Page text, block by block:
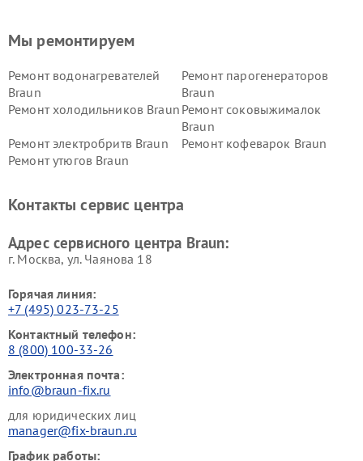
Мы ремонтируем
Ремонт водонагревателей
Braun
Ремонт парогенераторов
Braun
Ремонт холодильников Braun Ремонт соковыжималок
Braun
Ремонт электробритв Braun
Ремонт кофеварок Braun
Ремонт утюгов Braun
Контакты сервис центра
Адрес сервисного центра Braun:
г. Москва, ул. Чаянова 18
Горячая линия:
+7 (495) 023-73-25
Контактный телефон:
8 (800) 100-33-26
Электронная почта:
info@braun-fix.ru
для юридических лиц
manager@fix-braun.ru
График работы: